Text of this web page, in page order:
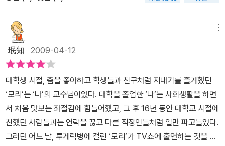
나같은 상황에 빠지면 그런 태도는 아무런 도움도 안 되네.
되었다. 모두 열네 번에 걸친 ‘화요일의 만남’은 모리 교수의 ‘마지막
강의’였다. 죽음을 목전에 둔 교수는 화요일마다 늙은 제자에게 사랑,
일, 공동체사회, 가족이 나이든다는 것, 용서나 후회의 감정, 결혼과
같은 인생에 대한 사려 깊은 자신의 생각을 이야기했다. 한편 미치는
녹음기에 그의 강의를 담으며 모리교수의 괴로운 투병을 함께 했다.
난 세 걸음쯤 물러나 그들이 함께한 이야기를 지켜봤다. 스산한 가을
비 창가에 혼자 앉아 있었지만 이 책을 펴면서 세 명이 되었다. 세 명
의 온기는 따뜻했다. 잦은 기침과 불편한 듯 답답한 목소리을 듣는 대
목에 절로 내가 헛기침을 하는 것을 빼고는 평온한 순간이었다. 루게
릭 병이란게 참으로 고약한 병이다. 아래에서 위로 차츰 굳어져서 석
신하고, 자신에게 의미와 목적을 주는 일을 하는데 헌신해야 한다.사
랑을 나눠주는 법과 사랑을 받아들이는 법을 배워라. 사랑은 우리가
이 세상을 뜬 후에도 살아 있는 법이다. 가족이 없다면 사람이 딛고 설
바탕이, 안전한 버팀대가 없다.어떤 감정이든 초연할수 없다. 이런 감
정들에 온전히 자신을 던져라. 그러면 그 감정을 경험할 수 있다.결
혼... 서로를 존중하라. 타협하라. 두사람 사이에 무슨 일이 생기면 터
놓고 이야기하라. 그리고 결혼의 중요성을 인식하라.타인을 용서하
라. 그리고 자신을 용서하라.죽음은 생명이 끝나는 것이지, 관계가끝
나는 것은 아니다.
珉知 2009-04-12
대학생 시절, 춤을 좋아하고 학생들과 친구처럼 지내기를 즐겨했던
‘모리’는 ‘나’의 교수님이었다. 대학을 졸업한 ‘나’는 사회생활을 하면
서 처음 맛보는 좌절감에 힘들어했고, 그 후 16년 동안 대학교 시절에
친했던 사람들과는 연락을 끊고 다른 직장인들처럼 일만 파고들었다.
그러던 어느 날, 루게릭병에 걸린 ‘모리’가 TV쇼에 출연하는 것을 보